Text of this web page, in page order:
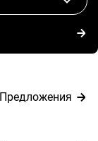
Предложения